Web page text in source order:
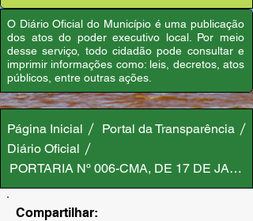
O Diário Oficial do Município é uma publicação
dos atos do poder executivo local. Por meio
desse serviço, todo cidadão pode consultar e
imprimir informações como: leis, decretos, atos
públicos, entre outras ações.
Página Inicial
Portal da Transparência
Diário Oficial
PORTARIA Nº 006-CMA, DE 17 DE
Compartilhar: